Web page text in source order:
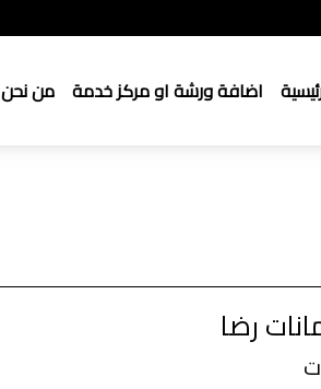
اضافة ورشة او مركز خدمة من نحن
رضا